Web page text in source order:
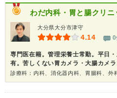
わだ内科・胃と腸クリニ
大分県大分市津守
4.14 0
専門医在籍。管理栄養士常勤。平日
有。苦しくない胃カメラ・大腸カメラ